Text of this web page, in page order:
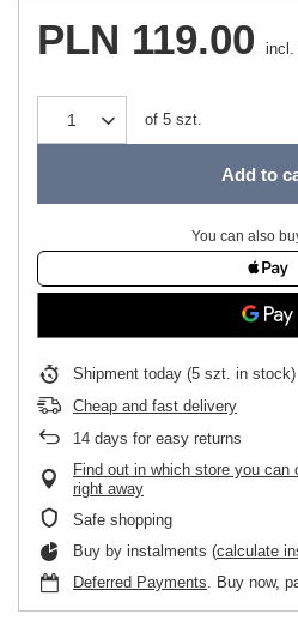
PLN 119.00 incl.
of 5 szt.
Add to
You can also
Shipment today (5 szt. in stock)
Cheap and fast delivery
14 days for easy returns
Find out in which store you
right away
Safe shopping
Buy by instalments (calculate
Deferred Payments. Buy now,